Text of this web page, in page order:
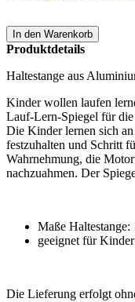
Produktdetails
Haltestange aus
Kinder wollen laufen
Lauf-Lern-Spiegel für
Die Kinder lernen sich an
festzuhalten und Schritt
Wahrnehmung, die
nachzuahmen. Der
Maße Haltestange:
geeignet für
Die Lieferung erfolgt